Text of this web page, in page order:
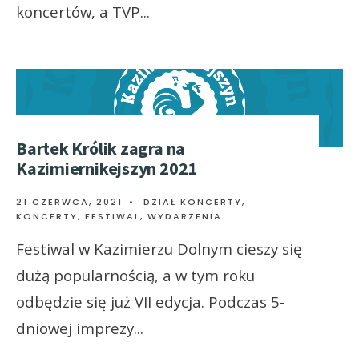
koncertów, a TVP...
Bartek Królik zagra na
Kazimiernikejszyn 2021
21 CZERWCA, 2021 • DZIAŁ KONCERTY,
KONCERTY, FESTIWAL, WYDARZENIA
Festiwal w Kazimierzu Dolnym cieszy się
dużą popularnością, a w tym roku
odbędzie się już VII edycja. Podczas 5-
dniowej imprezy...